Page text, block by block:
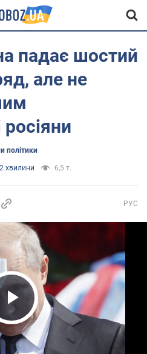
падає шостий
але не
політики
2 хвилини 6,5 т.
РУС
Video